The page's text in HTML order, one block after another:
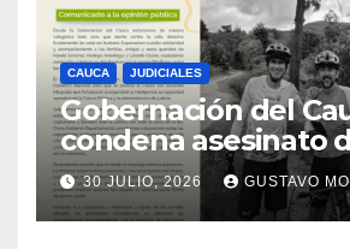
CAUCA JUDICIALES
Gobernación del
condena asesinato
ciudadanos y exige medidas
urgentes al
Nacional
30 JULIO, 2026 GUSTAVO